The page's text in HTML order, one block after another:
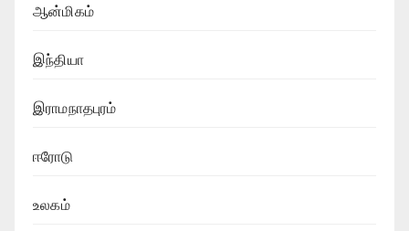
ஆன்மிகம்
இந்தியா
இராமநாதபுரம்
ஈரோடு
உலகம்